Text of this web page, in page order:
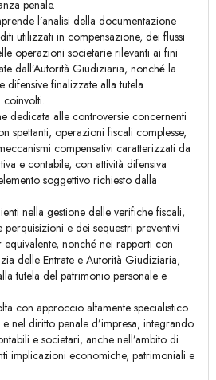
penale.
l’analisi della documentazione
utilizzati in compensazione, dei flussi
operazioni societarie rilevanti ai fini
dall’Autorità Giudiziaria, nonché la
difensive finalizzate alla tutela
coinvolti.
dedicata alle controversie concernenti
spettanti, operazioni fiscali complesse,
compensativi caratterizzati da
e contabile, con attività difensiva
soggettivo richiesto dalla
nella gestione delle verifiche fiscali,
e dei sequestri preventivi
nonché nei rapporti con
delle Entrate e Autorità Giudiziaria,
tutela del patrimonio personale e
con approccio altamente specialistico
nel diritto penale d’impresa, integrando
e societari, anche nell’ambito di
implicazioni economiche, patrimoniali e